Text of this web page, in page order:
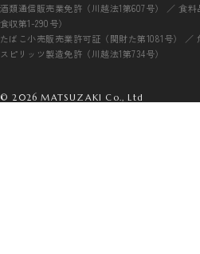
酒類通信販売業免許（川越法1第607号） ／ 食
食収第1-290号）
たばこ小売販売業許可証（関財た第1081号） ／
スピリッツ製造免許（川越法1第734号）
© 2026 MATSUZAKI Co., Ltd